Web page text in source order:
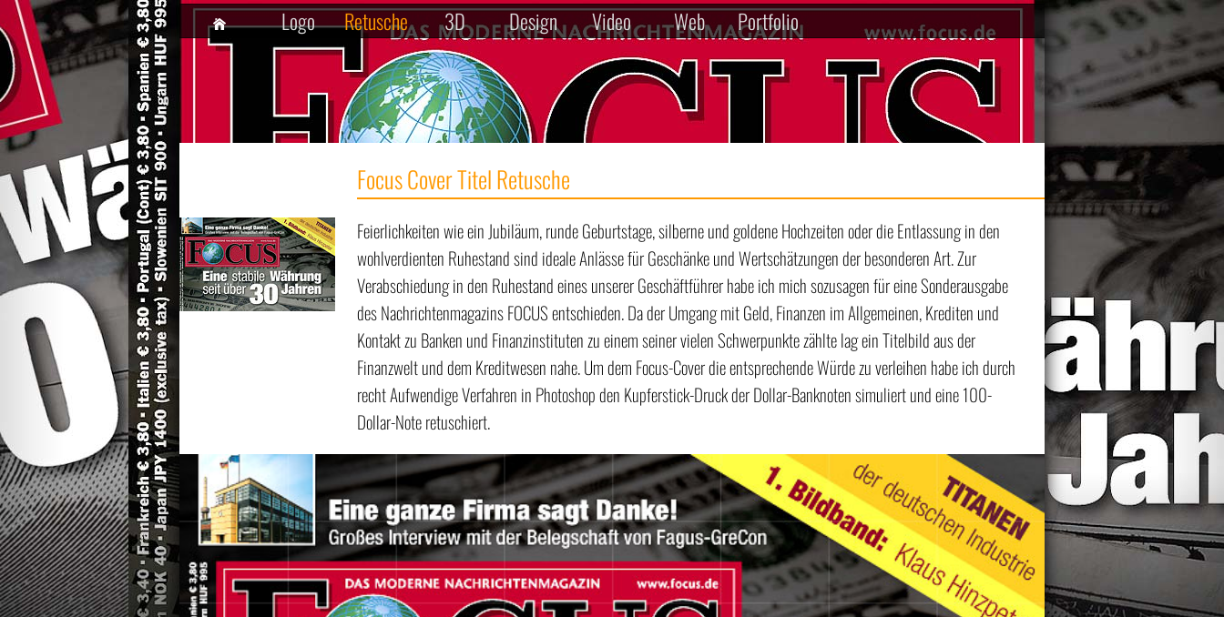
Logo Retusche 3D Design Video Web Portfolio
Focus Cover Titel Retusche
Feierlichkeiten wie ein Jubiläum, runde Geburtstage, silberne und goldene Hochzeiten oder die Entlassung in den
wohlverdienten Ruhestand sind ideale Anlässe für Geschänke und Wertschätzungen der besonderen Art. Zur
Verabschiedung in den Ruhestand eines unserer Geschäftführer habe ich mich sozusagen für eine Sonderausgabe
des Nachrichtenmagazins FOCUS entschieden. Da der Umgang mit Geld, Finanzen im Allgemeinen, Krediten und
Kontakt zu Banken und Finanzinstituten zu einem seiner vielen Schwerpunkte zählte lag ein Titelbild aus der
Finanzwelt und dem Kreditwesen nahe. Um dem Focus-Cover die entsprechende Würde zu verleihen habe ich durch
recht Aufwendige Verfahren in Photoshop den Kupferstick-Druck der Dollar-Banknoten simuliert und eine 100-
Dollar-Note retuschiert.